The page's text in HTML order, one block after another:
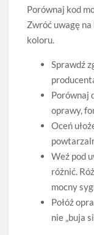
Porównaj kod
Zwróć uwagę
koloru.
Sprawdź
Porównaj
oprawy,
Oceń
Weź pod
różnić.
mocny
Połóż
nie „buja